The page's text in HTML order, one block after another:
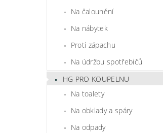
Na čalounění
Na nábytek
Proti zápachu
Na údržbu spotřebičů
HG PRO KOUPELNU
Na toalety
Na obklady a spáry
Na odpady